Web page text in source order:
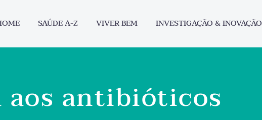
SAÚDE A-Z VIVER BEM INVESTIGAÇÃO & INOVAÇÃO
antibióticos